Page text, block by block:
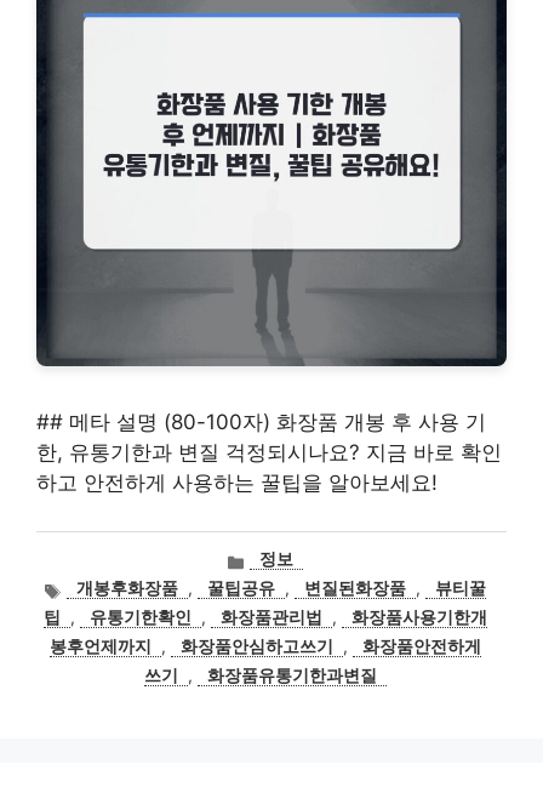
## 메타 설명 (80-100자) 화장품 개봉 후 사용 기
한, 유통기한과 변질 걱정되시나요? 지금 바로 확인
하고 안전하게 사용하는 꿀팁을 알아보세요!
카
테
고
리
정보
태개봉후화장품 , 꿀팁공유 , 변질된화장품 ,
뷰티꿀
팁
, 유통기한확인 , 화장품관리법 ,
화장품사용기한개
봉후언제까지
, 화장품안심하고쓰기 ,
화장품안전하게
쓰기
, 화장품유통기한과변질